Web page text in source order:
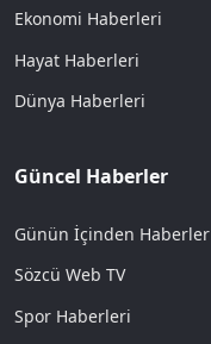
Ekonomi Haberleri
Hayat Haberleri
Dünya Haberleri
Güncel Haberler
Günün İçinden Haberler
Sözcü Web TV
Spor Haberleri